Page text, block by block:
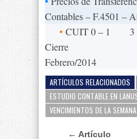
Contables – F.4501 –
• CUIT 0 – 1
Cierre
Febrero/2014
3
ARTÍCULOS RELACIONADOS
ESTUDIO CONTABLE EN
VENCIMIENTOS DE LA SEMANA
← Artículo